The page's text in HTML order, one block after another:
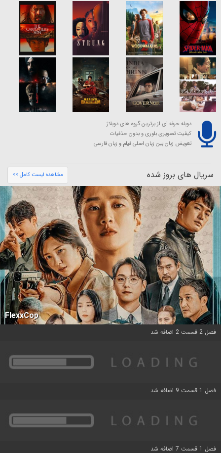
دوبله حرفه ای از برترین گروه های دوبلاژ
کیفیت تصویری بلوری و بدون حذفیات
تعویض زبان بین زبان اصلی فیلم و زبان فارسی
سریال های بروز شده مشاهده لیست کامل >>
FlexxCop
فصل 2 قسمت 2 اضافه شد
فصل 1 قسمت 9 اضافه شد
فصل 1 قسمت 7 اضافه شد